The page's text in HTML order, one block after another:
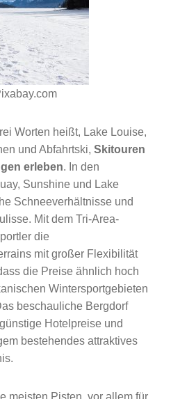
Worten heißt, Lake Louise,
und Abfahrtski, Skitouren
erleben. In den
Sunshine und Lake
Schneeverhältnisse und
Mit dem Tri-Area-
die
mit großer Flexibilität
die Preise ähnlich hoch
Wintersportgebieten
beschauliche Bergdorf
Hotelpreise und
bestehendes attraktives
meisten Pisten, vor allem für